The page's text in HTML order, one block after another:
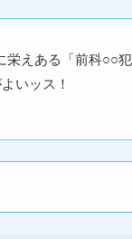
えある「前科○○犯
いッス！